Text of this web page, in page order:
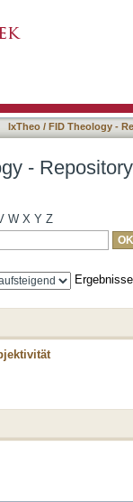
IxTheo / FID Theology -
-
W X Y Z